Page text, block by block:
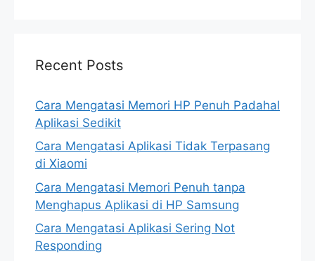
Recent Posts
Cara Mengatasi Memori HP Penuh Padahal
Aplikasi Sedikit
Cara Mengatasi Aplikasi Tidak Terpasang
di Xiaomi
Cara Mengatasi Memori Penuh tanpa
Menghapus Aplikasi di HP Samsung
Cara Mengatasi Aplikasi Sering Not
Responding